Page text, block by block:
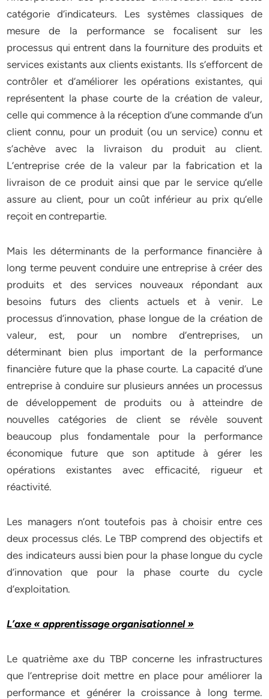
catégorie d’indicateurs. Les systèmes classiques de
mesure de la performance se focalisent sur les
processus qui entrent dans la fourniture des produits et
services existants aux clients existants. Ils s’efforcent de
contrôler et d’améliorer les opérations existantes, qui
représentent la phase courte de la création de valeur,
celle qui commence à la réception d’une commande d’un
client connu, pour un produit (ou un service) connu et
s’achève avec la livraison du produit au client.
L’entreprise crée de la valeur par la fabrication et la
livraison de ce produit ainsi que par le service qu’elle
assure au client, pour un coût inférieur au prix qu’elle
reçoit en contrepartie.
Mais les déterminants de la performance financière à
long terme peuvent conduire une entreprise à créer des
produits et des services nouveaux répondant aux
besoins futurs des clients actuels et à venir. Le
processus d’innovation, phase longue de la création de
valeur, est, pour un nombre d’entreprises, un
déterminant bien plus important de la performance
financière future que la phase courte. La capacité d’une
entreprise à conduire sur plusieurs années un processus
de développement de produits ou à atteindre de
nouvelles catégories de client se révèle souvent
beaucoup plus fondamentale pour la performance
économique future que son aptitude à gérer les
opérations existantes avec efficacité, rigueur et
réactivité.
Les managers n’ont toutefois pas à choisir entre ces
deux processus clés. Le TBP comprend des objectifs et
des indicateurs aussi bien pour la phase longue du cycle
d’innovation que pour la phase courte du cycle
d’exploitation.
L’axe « apprentissage organisationnel »
Le quatrième axe du TBP concerne les infrastructures
que l’entreprise doit mettre en place pour améliorer la
performance et générer la croissance à long terme.